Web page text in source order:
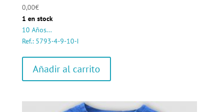
0,00€
1 en stock
10 Años...
Ref.: 5793-4-9-10-I
Añadir al carrito